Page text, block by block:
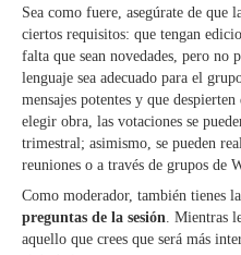
Sea como fuere, asegúrate de que
ciertos requisitos: que tengan
falta que sean novedades, pero no
lenguaje sea adecuado para el
mensajes potentes y que
elegir obra, las votaciones se
trimestral; asimismo, se pueden
reuniones o a través de grupos de
Como moderador, también tienes
preguntas de la sesión. Mientras
aquello que crees que será más